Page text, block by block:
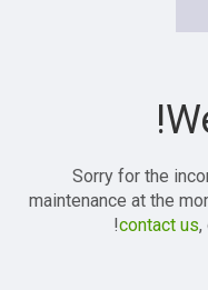
Sorry for the
maintenance at the
contact us,